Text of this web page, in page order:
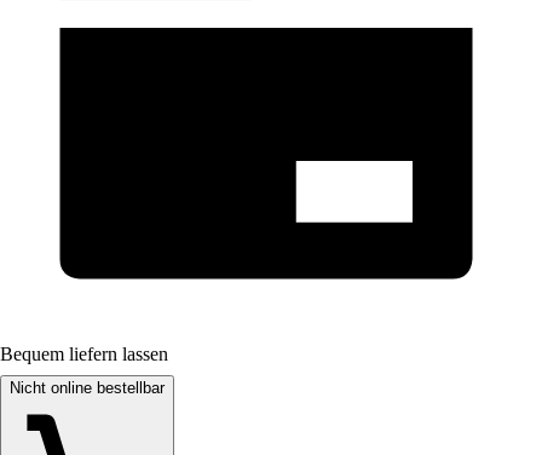
Bequem liefern lassen
Nicht online bestellbar